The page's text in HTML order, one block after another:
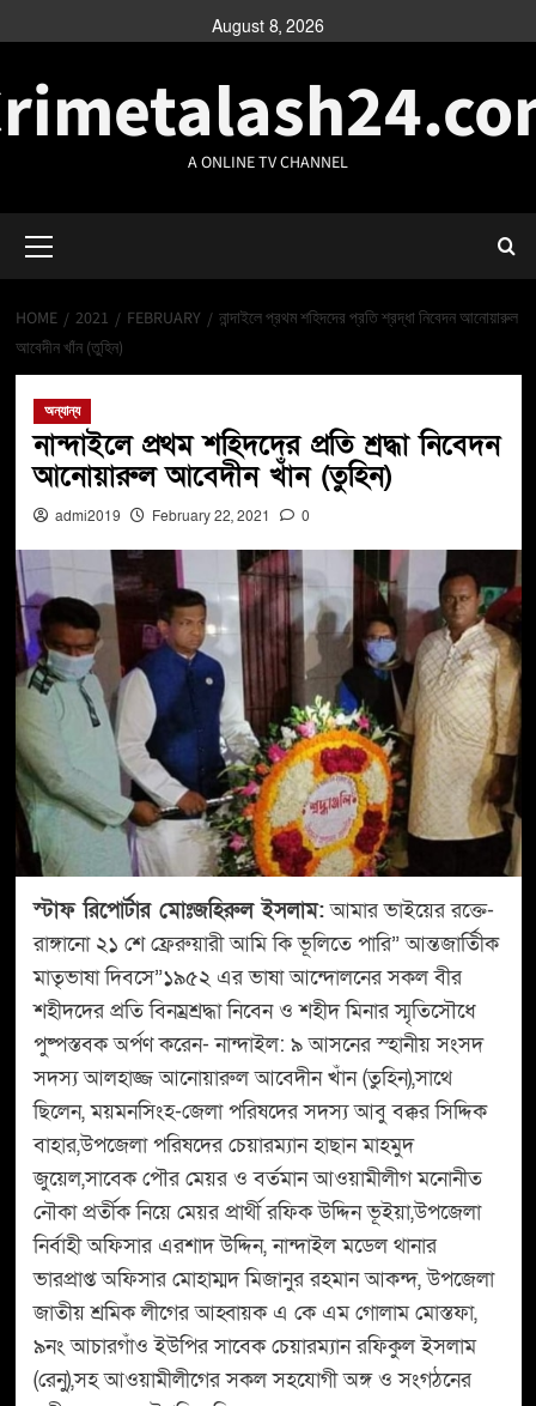
August 8, 2026
A ONLINE TV CHANNEL
HOME 2021 FEBRUARY
নান্দাইলে প্রথম শহিদদের প্রতি শ্রদ্ধা নিবেদন আনোয়ারুল
আবেদীন খাঁন (তুহিন)
অন্যান্য
নান্দাইলে প্রথম শহিদদের প্রতি শ্রদ্ধা নিবেদন
আনোয়ারুল আবেদীন খাঁন (তুহিন)
admi2019 February 22, 2021 0
স্টাফ রিপোর্টার মোঃজহিরুল ইসলাম:আমার ভাইয়ের রক্তে-
রাঙ্গানো ২১ শে ফ্রেরুয়ারী আমি কি ভূলিতে পারি” আন্তজার্তীিক
মাতৃভাষা দিবসে”১৯৫২ এর ভাষা আন্দোলনের সকল বীর
শহীদদের প্রতি বিনম্রশ্রদ্ধা নিবেন ও শহীদ মিনার স্মৃতিসৌধে
পুষ্পস্তবক অর্পণ করেন- নান্দাইল: ৯ আসনের স্হানীয় সংসদ
সদস্য আলহাজ্জ আনোয়ারুল আবেদীন খাঁন (তুহিন),সাথে
ছিলেন, ময়মনসিংহ-জেলা পরিষদের সদস্য আবু বক্কর সিদ্দিক
বাহার,উপজেলা পরিষদের চেয়ারম্যান হাছান মাহমুদ
জুয়েল,সাবেক পৌর মেয়র ও বর্তমান আওয়ামীলীগ মনোনীত
নৌকা প্রর্তীক নিয়ে মেয়র প্রার্থী রফিক উদ্দিন ভূইয়া,উপজেলা
নির্বাহী অফিসার এরশাদ উদ্দিন, নান্দাইল মডেল থানার
ভারপ্রাপ্ত অফিসার মোহাম্মদ মিজানুর রহমান আকন্দ, উপজেলা
জাতীয় শ্রমিক লীগের আহ্বায়ক এ কে এম গোলাম মোস্তফা,
৯নং আচারগাঁও ইউপির সাবেক চেয়ারম্যান রফিকুল ইসলাম
(রেনু),সহ আওয়ামীলীগের সকল সহযোগী অঙ্গ ও সংগঠনের